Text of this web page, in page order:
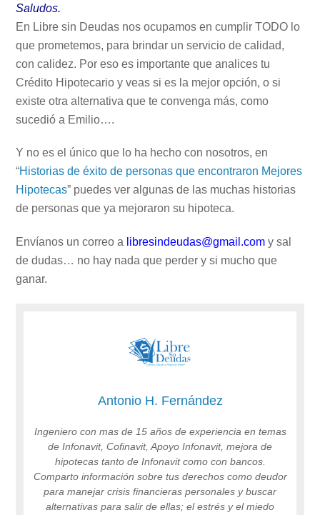
Saludos.
En Libre sin Deudas nos ocupamos en cumplir TODO lo
que prometemos, para brindar un servicio de calidad,
con calidez. Por eso es importante que analices tu
Crédito Hipotecario y veas si es la mejor opción, o si
existe otra alternativa que te convenga más, como
sucedió a Emilio….
Y no es el único que lo ha hecho con nosotros, en
“Historias de éxito de personas que encontraron Mejores
Hipotecas” puedes ver algunas de las muchas historias
de personas que ya mejoraron su hipoteca.
Envíanos un correo a libresindeudas@gmail.com y sal
de dudas… no hay nada que perder y si mucho que
ganar.
Antonio H. Fernández
Ingeniero con mas de 15 años de experiencia en temas
de Infonavit, Cofinavit, Apoyo Infonavit, mejora de
hipotecas tanto de Infonavit como con bancos.
Comparto información sobre tus derechos como deudor
para manejar crisis financieras personales y buscar
alternativas para salir de ellas; el estrés y el miedo